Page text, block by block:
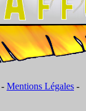
Mentions Légales -